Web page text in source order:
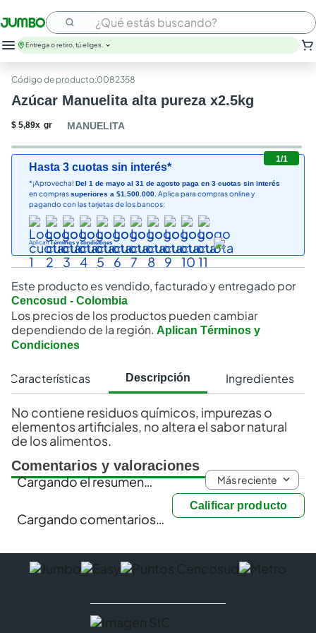
¿Qué estás buscando?
Entrega o retiro, tú eliges.
:0082358
Azúcar Manuelita alta pureza x2.5kg
$ 5,89x gr MANUELITA
1/1
Hasta 3 cuotas sin interés*
*¡Aprovecha! Del 1 de mayo al 31 de agosto paga en 3 cuotas sin interés
en comprassuperiores a $1.500.000. Aplica para compras online y
pagando con las tarjetas de los bancos:
AplicanTérminos y condiciones
Este producto es vendido, facturado y entregado por
Cencosud - Colombia
Los precios de los productos pueden cambiar
dependiendo de la región. Aplican Términos y
Condiciones
Características Descripción Ingredientes
No contiene residuos químicos, impurezas o
elementos artificiales, no altera el sabor natural
de los alimentos.
Comentarios y valoraciones
Calificar producto
Cargando el resumen… Más reciente
Cargando comentarios…